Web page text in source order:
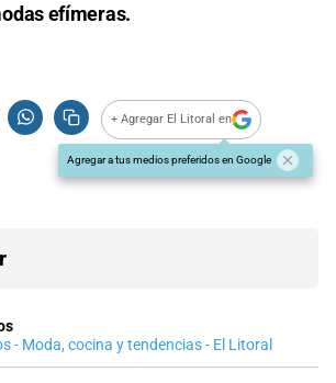
efímeras.
+ Agregar El Litoral en
Agregar a tus medios preferidos en Google
- Moda, cocina y tendencias - El Litoral